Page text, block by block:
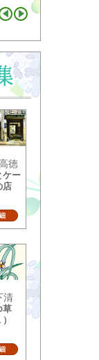
徳
ケー
店
清
草